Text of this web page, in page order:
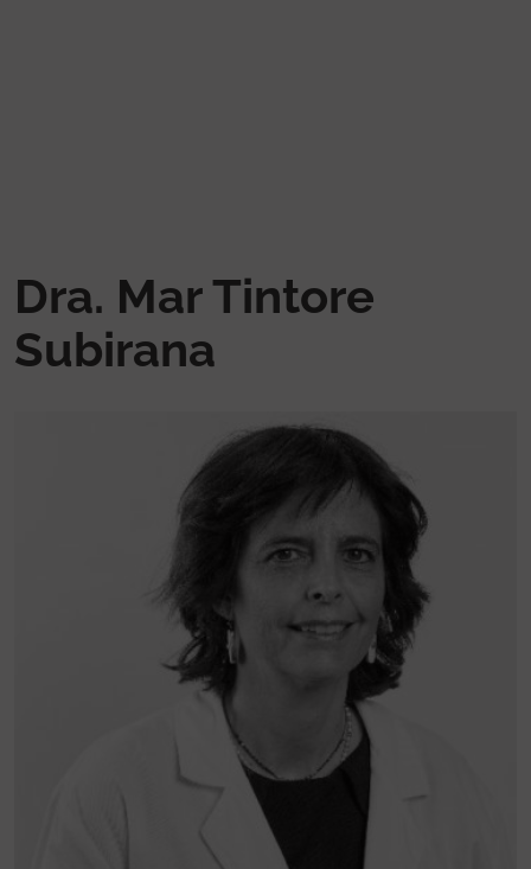
Dra. Mar Tintore
Subirana